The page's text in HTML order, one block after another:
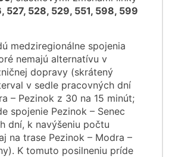
527, 528, 529, 551, 598, 599
medziregionálne spojenia
nemajú alternatívu v
dopravy (skrátený
v sedle pracovných dní
– Pezinok z 30 na 15 minút;
spojenie Pezinok – Senec
dní, k navýšeniu počtu
na trase Pezinok – Modra –
K tomuto posilneniu príde